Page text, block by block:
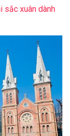
sắc xuân dành